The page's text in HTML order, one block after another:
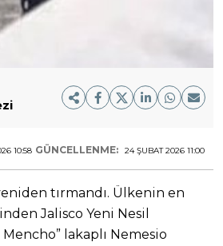
10:58 GÜNCELLENME: 24 ŞUBAT 2026 11:00
tırmandı. Ülkenin en
Jalisco Yeni Nesil
lakaplı Nemesio